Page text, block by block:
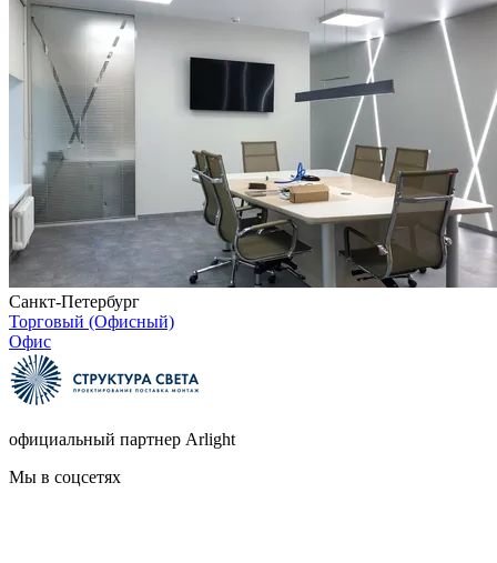
Санкт-Петербург
Торговый (Офисный)
Офис
официальный партнер Arlight
Мы в соцсетях